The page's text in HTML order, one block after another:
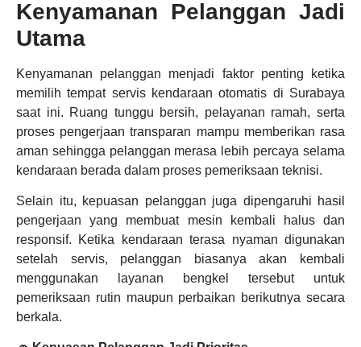
Kenyamanan Pelanggan Jadi
Utama
Kenyamanan pelanggan menjadi faktor penting ketika
memilih tempat servis kendaraan otomatis di Surabaya
saat ini. Ruang tunggu bersih, pelayanan ramah, serta
proses pengerjaan transparan mampu memberikan rasa
aman sehingga pelanggan merasa lebih percaya selama
kendaraan berada dalam proses pemeriksaan teknisi.
Selain itu, kepuasan pelanggan juga dipengaruhi hasil
pengerjaan yang membuat mesin kembali halus dan
responsif. Ketika kendaraan terasa nyaman digunakan
setelah servis, pelanggan biasanya akan kembali
menggunakan layanan bengkel tersebut untuk
pemeriksaan rutin maupun perbaikan berikutnya secara
berkala.